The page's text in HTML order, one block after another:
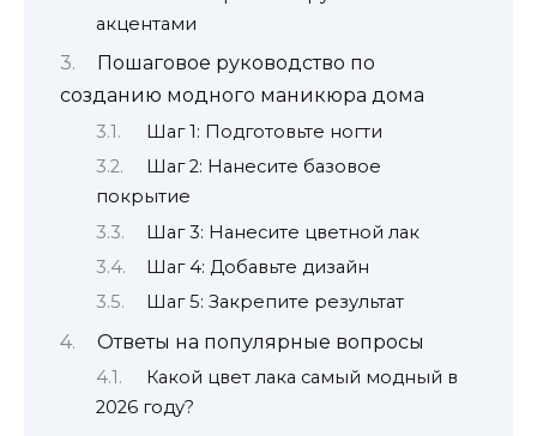
акцентами
Пошаговое руководство по
созданию модного маникюра дома
Шаг 1: Подготовьте ногти
Шаг 2: Нанесите базовое
покрытие
Шаг 3: Нанесите цветной лак
Шаг 4: Добавьте дизайн
Шаг 5: Закрепите результат
Ответы на популярные вопросы
Какой цвет лака самый модный в
2026 году?